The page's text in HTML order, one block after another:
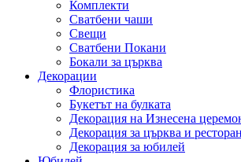
Комплекти
Сватбени чаши
Свещи
Сватбени Покани
Бокали за църква
Декорации
Флористика
Букетът на булката
Декорация на Изнесена
Декорация за църква и
Декорация за юбилей